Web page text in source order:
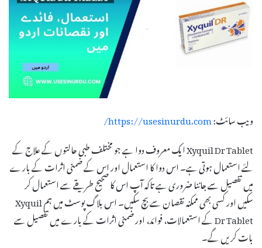
ویب سائٹ:https://usesinurdu.com/
Xyquil Dr Tablet ایک معروف دوا ہے جو مختلف طبی حالتوں کے علاج کے
لئے استعمال ہوتی ہے۔ اس دوا کا استعمال اور اس کے ضمنی اثرات کے بارے
میں تفصیل سے جاننا ضروری ہے تاکہ آپ اس کا صحیح طریقے سے استعمال کر
سکیں اور کسی بھی ممکنہ نقصان سے بچ سکیں۔ اس بلاگ پوسٹ میں ہم Xyquil
Dr Tablet کے استعمالات، فوائد، اور ضمنی اثرات کے بارے میں تفصیل سے
بات کریں گے۔